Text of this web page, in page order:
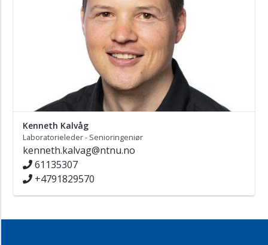
Kenneth Kalvåg
Laboratorieleder - Senioringeniør
kenneth.kalvag@ntnu.no
61135307
+4791829570